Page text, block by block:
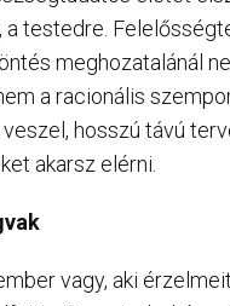
a testedre.
meghozatalánál
a racionális
hosszú távú
akarsz elérni.
vagy, aki